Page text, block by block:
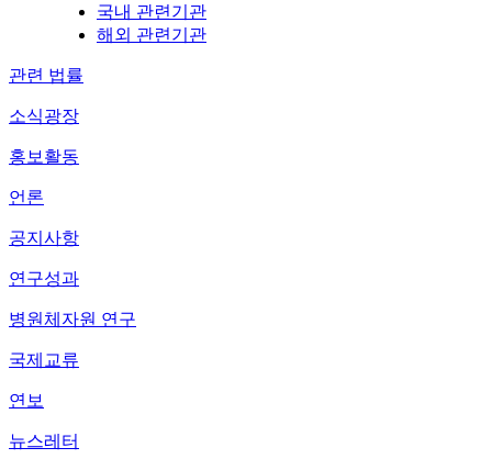
국내 관련기관
해외 관련기관
관련 법률
소식광장
홍보활동
언론
공지사항
연구성과
병원체자원 연구
국제교류
연보
뉴스레터